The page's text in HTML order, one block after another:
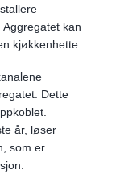
kan
kjøkkenhette.
Dette
år, løser
som er